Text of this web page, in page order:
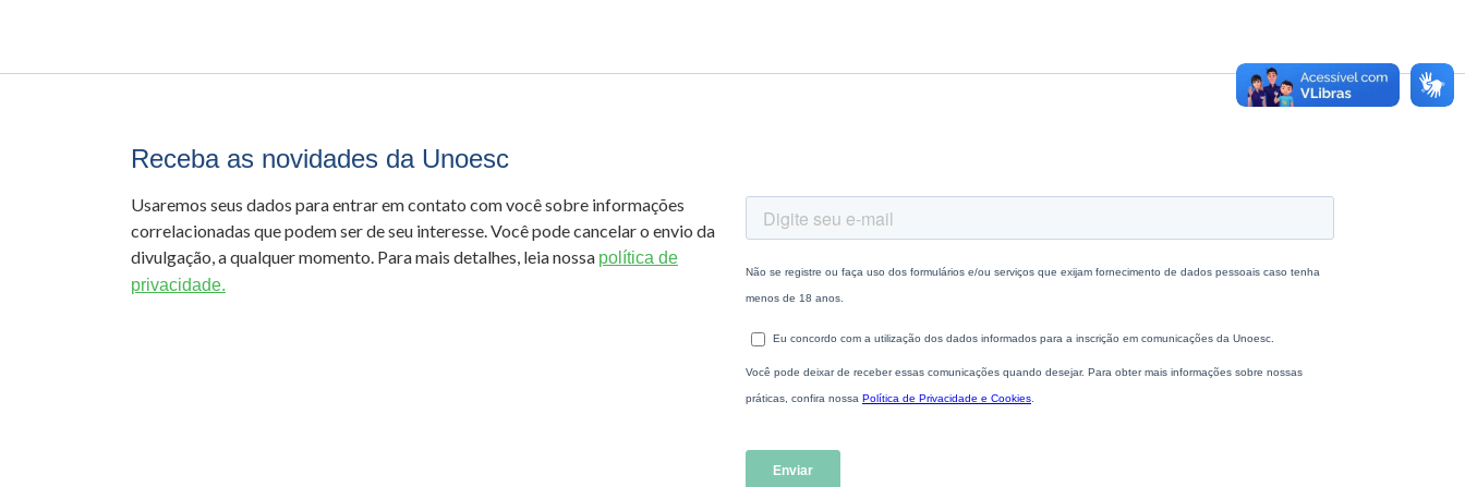
Receba as novidades da Unoesc
Usaremos seus dados para entrar em contato com você sobre informações
correlacionadas que podem ser de seu interesse. Você pode cancelar o envio da
divulgação, a qualquer momento. Para mais detalhes, leia nossa política de
privacidade.